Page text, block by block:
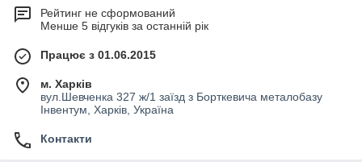
Рейтинг не сформований
Менше 5 відгуків за останній рік
Працює з 01.06.2015
м. Харків
вул.Шевченка 327 ж/1 заїзд з Борткевича металобазу
Інвентум, Харків, Україна
Контакти